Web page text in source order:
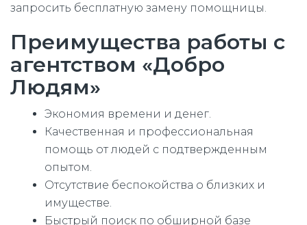
запросить бесплатную замену помощницы.
Преимущества работы с
агентством «Добро
Людям»
Экономия времени и денег.
Качественная и профессиональная
помощь от людей с подтвержденным
опытом.
Отсутствие беспокойства о близких и
имуществе.
Быстрый поиск по обширной базе